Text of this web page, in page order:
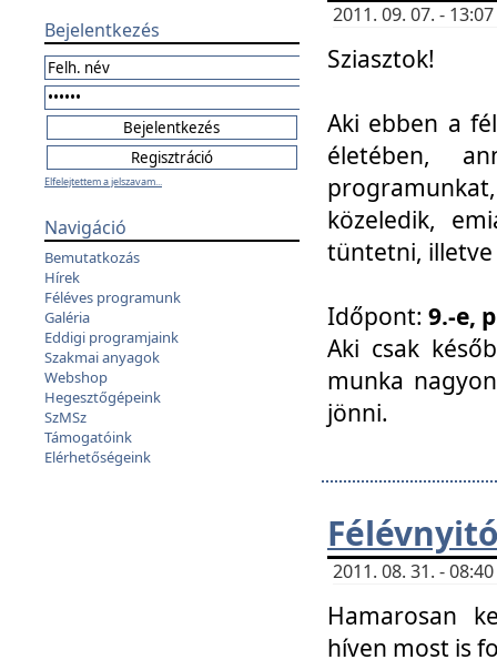
Bejelentkezés
Elfelejtettem a jelszavam...
Navigáció
Bemutatkozás
Hírek
Féléves programunk
Galéria
Eddigi programjaink
Szakmai anyagok
Webshop
Hegesztőgépeink
SzMSz
Támogatóink
Elérhetőségeink
2011. 09. 07. -
Sziasztok!
Aki ebben a
életében,
közeledik,
tüntetni, illetve
Időpont: 9.-e,
Aki csak
munka
jönni.
2011. 08. 31. -
Hamarosan
híven most is